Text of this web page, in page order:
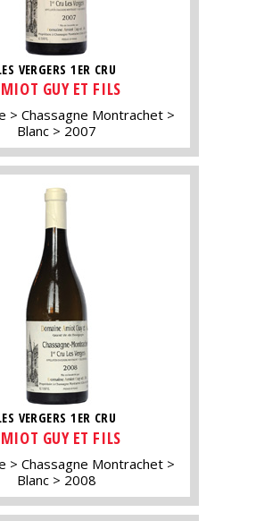
VERGERS 1ER CRU
GUY ET FILS
Chassagne Montrachet
Blanc
2007
VERGERS 1ER CRU
GUY ET FILS
Chassagne Montrachet
Blanc
2008